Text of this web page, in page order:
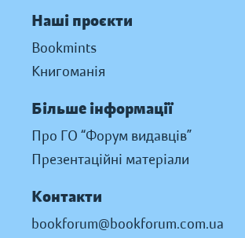
Наші проєкти
Bookmints
Книгоманія
Більше інформації
Про ГО “Форум видавців”
Презентаційні матеріали
Контакти
bookforum@bookforum.com.ua